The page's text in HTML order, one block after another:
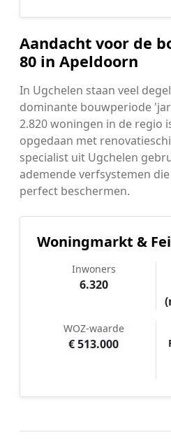
Aandacht voor de
80 in Apeldoorn
In Ugchelen staan veel
dominante bouwperiode
2.820 woningen in de regio
opgedaan met
specialist uit Ugchelen
ademende verfsystemen
perfect beschermen.
Woningmarkt &
Inwoners
6.320
WOZ-waarde
€ 513.000